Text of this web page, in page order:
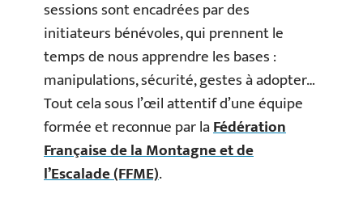
sessions sont encadrées par des
initiateurs bénévoles, qui prennent le
temps de nous apprendre les bases :
manipulations, sécurité, gestes à adopter…
Tout cela sous l’œil attentif d’une équipe
formée et reconnue par laFédération
Française de la Montagne et de
l’Escalade (FFME).